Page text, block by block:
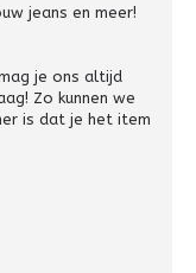
jeans en meer!
je ons altijd
Zo kunnen we
is dat je het item